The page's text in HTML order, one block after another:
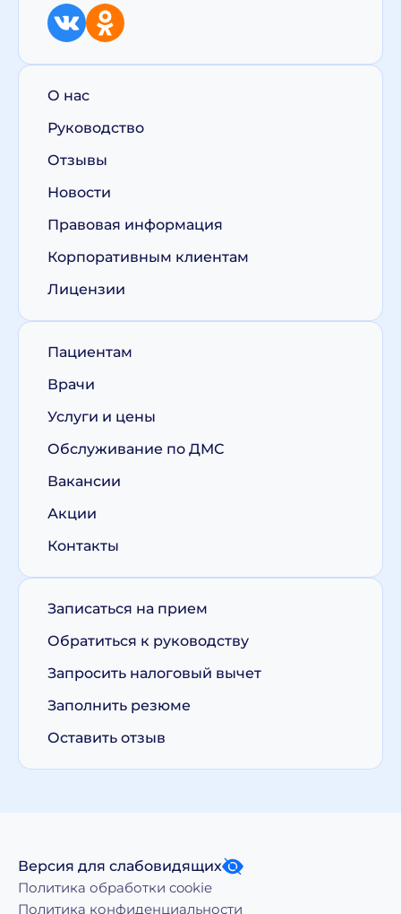
О нас
Руководство
Отзывы
Новости
Правовая информация
Корпоративным клиентам
Лицензии
Пациентам
Врачи
Услуги и цены
Обслуживание по ДМС
Вакансии
Акции
Контакты
Записаться на прием
Обратиться к руководству
Запросить налоговый вычет
Заполнить резюме
Оставить отзыв
Версия для слабовидящих
Политика обработки cookie
Политика конфиденциальности